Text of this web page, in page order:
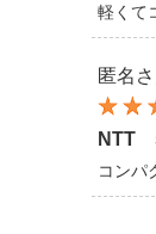
軽くて
匿名
NTT
コンパ